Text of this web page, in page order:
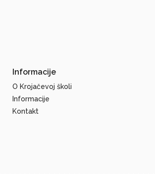
Informacije
O Krojačevoj školi
Informacije
Kontakt